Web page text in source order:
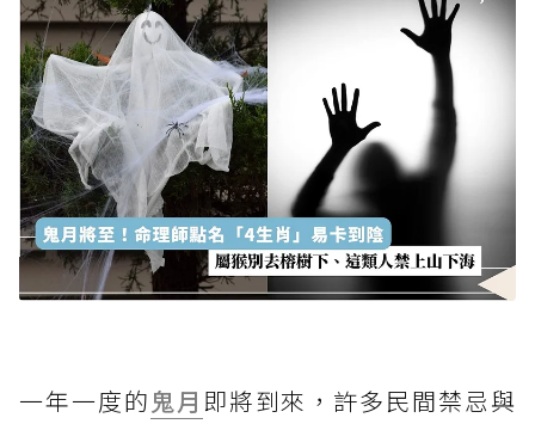
一年一度的鬼月 即將到來，許多民間禁忌與